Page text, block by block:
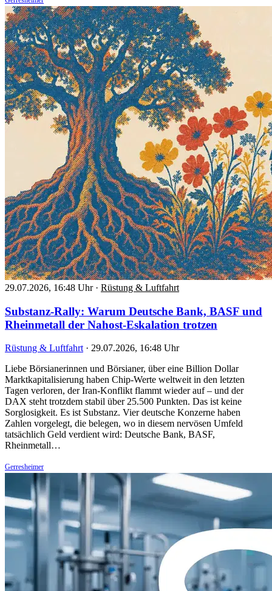
29.07.2026, 16:48 Uhr · Rüstung & Luftfahrt
Substanz-Rally: Warum Deutsche Bank, BASF und
Rheinmetall der Nahost-Eskalation trotzen
Rüstung & Luftfahrt · 29.07.2026, 16:48 Uhr
Liebe Börsianerinnen und Börsianer, über eine Billion Dollar
Marktkapitalisierung haben Chip-Werte weltweit in den letzten
Tagen verloren, der Iran-Konflikt flammt wieder auf – und der
DAX steht trotzdem stabil über 25.500 Punkten. Das ist keine
Sorglosigkeit. Es ist Substanz. Vier deutsche Konzerne haben
Zahlen vorgelegt, die belegen, wo in diesem nervösen Umfeld
tatsächlich Geld verdient wird: Deutsche Bank, BASF,
Rheinmetall…
Gerresheimer